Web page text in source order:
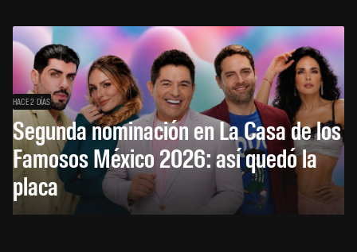
HACE 2 DÍAS
Segunda nominación en La Casa de los
Famosos México 2026: así quedó la
placa